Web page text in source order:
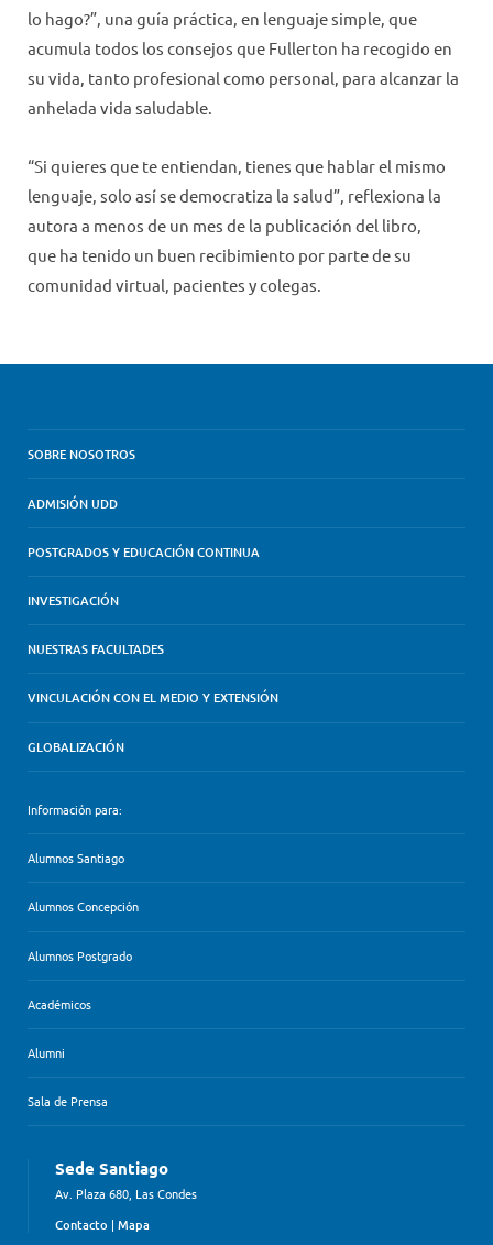
lo hago?”, una guía práctica, en lenguaje simple, que
acumula todos los consejos que Fullerton ha recogido en
su vida, tanto profesional como personal, para alcanzar la
anhelada vida saludable.
“Si quieres que te entiendan, tienes que hablar el mismo
lenguaje, solo así se democratiza la salud”, reflexiona la
autora a menos de un mes de la publicación del libro,
que ha tenido un buen recibimiento por parte de su
comunidad virtual, pacientes y colegas.
SOBRE NOSOTROS
ADMISIÓN UDD
POSTGRADOS Y EDUCACIÓN CONTINUA
INVESTIGACIÓN
NUESTRAS FACULTADES
VINCULACIÓN CON EL MEDIO Y EXTENSIÓN
GLOBALIZACIÓN
Información para:
Alumnos Santiago
Alumnos Concepción
Alumnos Postgrado
Académicos
Alumni
Sala de Prensa
Sede Santiago
Av. Plaza 680, Las Condes
Contacto | Mapa